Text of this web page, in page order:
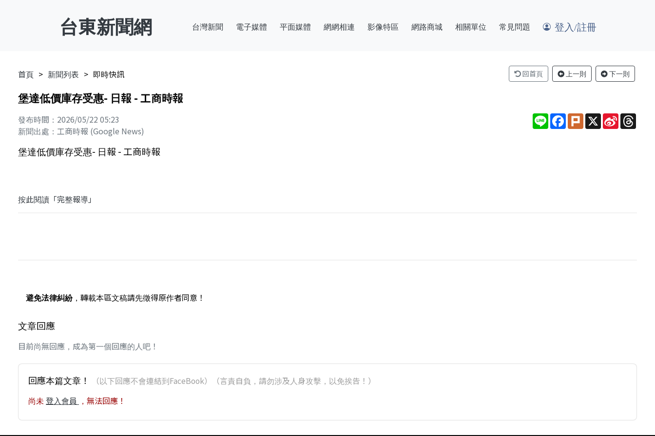
台東新聞網 台灣新聞 電子媒體 平面媒體 網網相連 影像特區 網路商城 相關單位 常見問題 登入/註冊
首頁 新聞列表 即時快訊 回首頁 上一則 下一則
堡達低價庫存受惠- 日報 - 工商時報
發布時間：2026/05/22 05:23
新聞出處：工商時報 (Google News)
Line Facebook
PlurkX Sina
Weibo
堡達低價庫存受惠- 日報 - 工商時報
按此閱讀「完整報導」
避免法律糾紛，轉載本區文稿請先徵得原作者同意！
文章回應
目前尚無回應，成為第一個回應的人吧！
回應本篇文章！ （以下回應不會連結到FaceBook）（言責自負，請勿涉及人身攻擊，以免挨告！）
尚未 登入會員 ，無法回應！